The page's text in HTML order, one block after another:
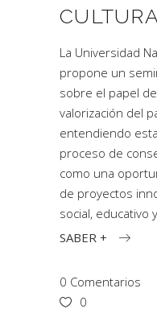
La Universidad
propone un
sobre el papel de
valorización del
entendiendo
proceso de
como una
de proyectos
social, educativo
SABER +
0 Comentarios
0